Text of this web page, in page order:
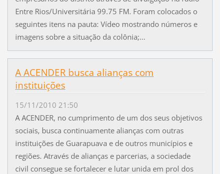
Entre Rios/Universitária 99.75 FM. Foram colocados o
seguintes itens na pauta: Vídeo mostrando números e
imagens sobre a situação da colônia;...
A ACENDER busca alianças com
instituições
15/11/2010 21:50
A ACENDER, no cumprimento de um dos seus objetivos
sociais, busca continuamente alianças com outras
instituições de Guarapuava e de outros municípios e
regiões. Através de alianças e parcerias, a sociedade
civil consegue se fortalecer e lutar unida em prol dos